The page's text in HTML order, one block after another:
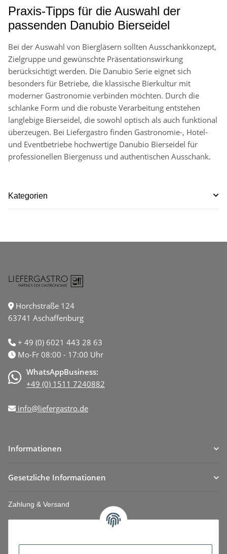
Praxis-Tipps für die Auswahl der
passenden Danubio Bierseidel
Bei der Auswahl von Biergläsern sollten Ausschankkonzept,
Zielgruppe und gewünschte Präsentationswirkung
berücksichtigt werden. Die Danubio Serie eignet sich
besonders für Betriebe, die klassische Bierkultur mit
moderner Gastronomie verbinden möchten. Durch die
schlanke Form und die robuste Verarbeitung entstehen
langlebige Bierseidel, die sowohl optisch als auch funktional
überzeugen. Bei Liefergastro finden Gastronomie-, Hotel-
und Eventbetriebe hochwertige Danubio Bierseidel für
professionellen Biergenuss und authentischen Ausschank.
Kategorien
Horchstraße 124
63741 Aschaffenburg
+ 49 (0) 6021 443 28 63
Mo-Fr 08:00 - 17:00 Uhr
WhatsAppBusiness:
+49 (0) 1511 7240882
info@liefergastro.de
Informationen
Gesetzliche Informationen
Zahlung & Versand